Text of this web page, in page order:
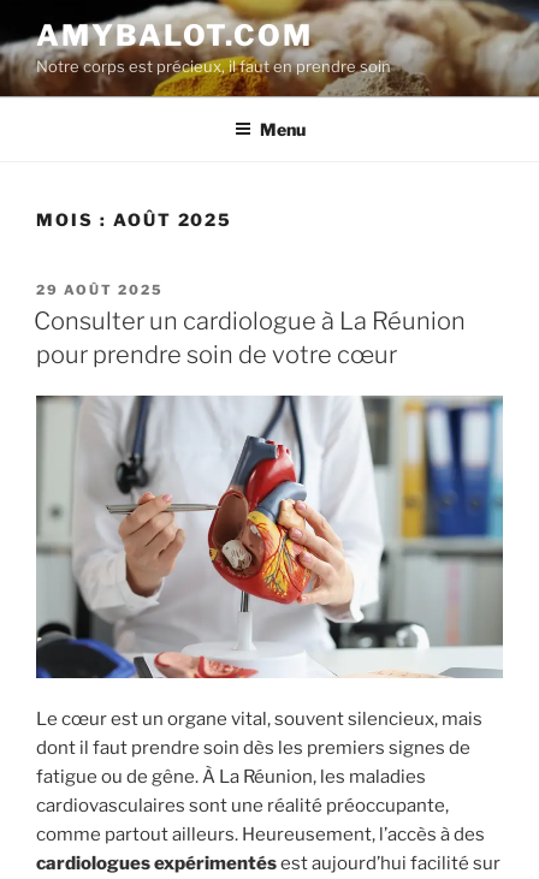
au
contenu
principal
AMYBALOT.COM
Notre corps est précieux, il faut en prendre soin
Menu
MOIS : AOÛT 2025
PUBLIÉ
LE
29 AOÛT 2025
Consulter un cardiologue à La Réunion
pour prendre soin de votre cœur
Le cœur est un organe vital, souvent silencieux, mais
dont il faut prendre soin dès les premiers signes de
fatigue ou de gêne. À La Réunion, les maladies
cardiovasculaires sont une réalité préoccupante,
comme partout ailleurs. Heureusement, l’accès à des
cardiologues expérimentésest aujourd’hui facilité sur